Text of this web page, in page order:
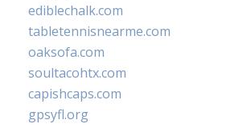
ediblechalk.com
tabletennisnearme.com
oaksofa.com
soultacohtx.com
capishcaps.com
gpsyfl.org